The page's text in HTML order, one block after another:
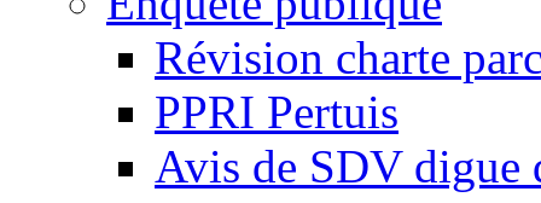
Révision charte
PPRI Pertuis
Avis de SDV digue